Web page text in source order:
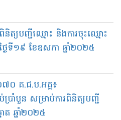
ត្យបញ្ជីឈ្មោះ និងការចុះឈ្មោះ
ៃទី១៩ ខែឧសភា ឆ្នាំ២០២៥
០ គ.ជ.ប.អគ្គ៖
រាំ​បួន សម្រាប់ការពិនិត្យបញ្ជី
ត ឆ្នាំ២០២៥